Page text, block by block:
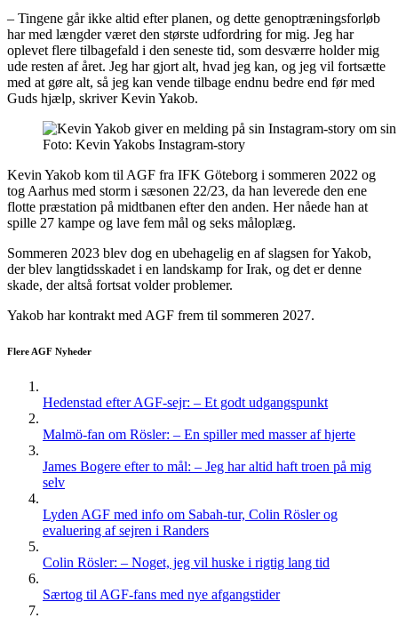
– Tingene går ikke altid efter planen, og dette genoptræningsforløb
har med længder været den største udfordring for mig. Jeg har
oplevet flere tilbagefald i den seneste tid, som desværre holder mig
ude resten af året. Jeg har gjort alt, hvad jeg kan, og jeg vil fortsætte
med at gøre alt, så jeg kan vende tilbage endnu bedre end før med
Guds hjælp, skriver Kevin Yakob.
Foto: Kevin Yakobs Instagram-story
Kevin Yakob kom til AGF fra IFK Göteborg i sommeren 2022 og
tog Aarhus med storm i sæsonen 22/23, da han leverede den ene
flotte præstation på midtbanen efter den anden. Her nåede han at
spille 27 kampe og lave fem mål og seks måloplæg.
Sommeren 2023 blev dog en ubehagelig en af slagsen for Yakob,
der blev langtidsskadet i en landskamp for Irak, og det er denne
skade, der altså fortsat volder problemer.
Yakob har kontrakt med AGF frem til sommeren 2027.
Flere AGF Nyheder
Hedenstad efter AGF-sejr: – Et godt udgangspunkt
Malmö-fan om Rösler: – En spiller med masser af hjerte
James Bogere efter to mål: – Jeg har altid haft troen på mig
selv
Lyden AGF med info om Sabah-tur, Colin Rösler og
evaluering af sejren i Randers
Colin Rösler: – Noget, jeg vil huske i rigtig lang tid
Særtog til AGF-fans med nye afgangstider